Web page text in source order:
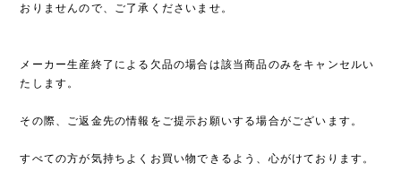
おりませんので、ご了承くださいませ。
メーカー生産終了による欠品の場合は該当商品のみをキャンセルい
たします。
その際、ご返金先の情報をご提示お願いする場合がございます。
すべての方が気持ちよくお買い物できるよう、心がけております。